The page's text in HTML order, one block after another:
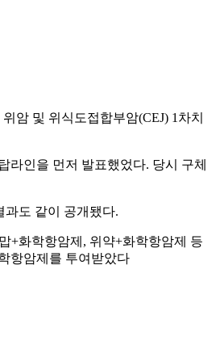
암 및 위식도접합부암(CEJ) 1차치
라인을 먼저 발표했었다. 당시 구체
과도 같이 공개됐다.
+화학항암제, 위약+화학항암제 등
항암제를 투여받았다